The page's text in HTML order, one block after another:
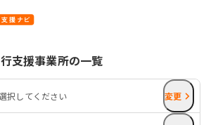
支援事業所の一覧
択してください 変更